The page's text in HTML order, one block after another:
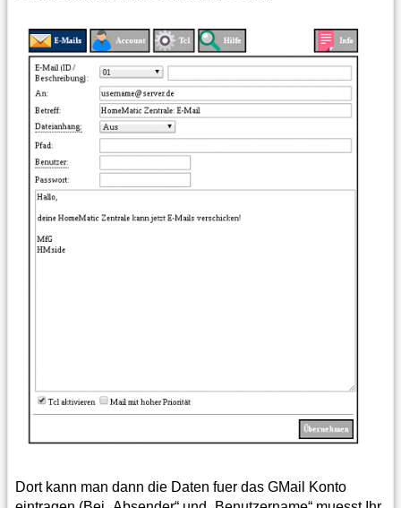
Dort kann man dann die Daten fuer das GMail Konto